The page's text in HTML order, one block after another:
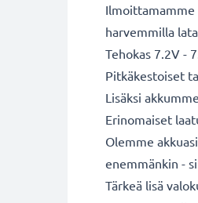
Ilmoittamamme
harvemmilla
Tehokas 7.2V -
Pitkäkestoiset
Lisäksi
Erinomaiset
Olemme
enemmänkin -
Tärkeä lisä